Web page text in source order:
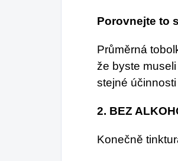
Porovnejte to
Průměrná
že byste
stejné
2. BEZ
Konečně